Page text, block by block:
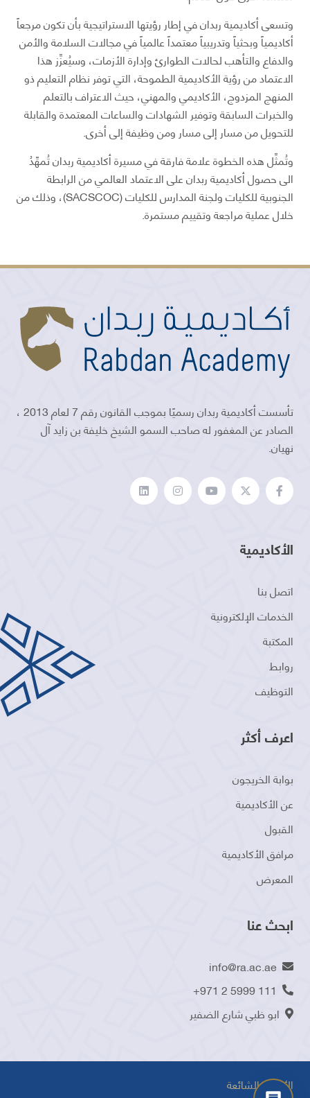
وتسعى أكاديمية ربدان في إطار رؤيتها الاستراتيجية بأن تكون مرجعاً
أكاديمياً وبحثياً وتدريبياً معتمداً عالمياً في مجالات السلامة والأمن
والدفاع والتأهب لحالات الطوارئ وإدارة الأزمات، وسيُعزِّز هذا
الاعتماد من رؤية الأكاديمية الطموحة، التي توفر نظام التعليم ذو
المنهج المزدوج، الأكاديمي والمهني، حيث الاعتراف بالتعلم
والخبرات السابقة وتوفير الشهادات والساعات المعتمدة والقابلة
للتحويل من مسار إلى مسار ومن وظيفة إلى أخرى.
وتُمثِّل هذه الخطوة علامة فارقة في مسيرة أكاديمية ربدان تُمهِّدُ
الى حصول أكاديمية ربدان على الاعتماد العالمي من الرابطة
الجنوبية للكليات ولجنة المدارس للكليات (SACSCOC)، وذلك من
خلال عملية مراجعة وتقييم مستمرة.
تأسست أكاديمية ربدان رسميًا بموجب القانون رقم 7 لعام 2013 ،
الصادر عن المغفور له صاحب السمو الشيخ خليفة بن زايد آل
نهيان.
الأكاديمية
اتصل بنا
الخدمات الإلكترونية
المكتبة
روابط
التوظيف
اعرف أكثر
بوابة الخريجون
عن الأكاديمية
القبول
مرافق الأكاديمية
المعرض
ابحث عنا
info@ra.ac.ae
+971 2 5999 111
ابو ظبي شارع الضفير
الأسئلة الشائعة